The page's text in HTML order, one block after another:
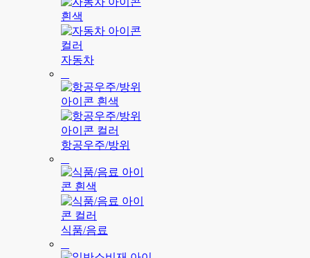
자동차
항공우주/방위
식품/음료